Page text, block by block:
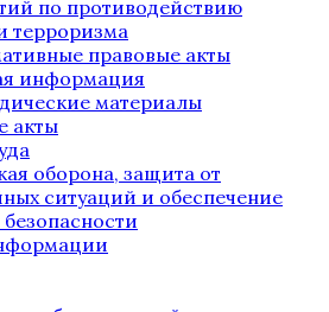
по противодействию
терроризма
правовые акты
информация
материалы
акты
оборона, защита от
ситуаций и обеспечение